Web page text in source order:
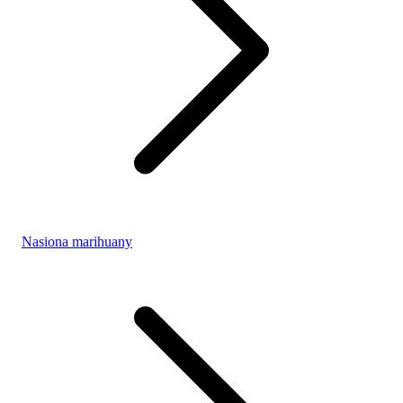
Nasiona marihuany